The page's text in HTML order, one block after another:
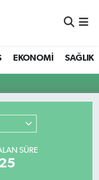
EKONOMİ SAĞLIK
SÜRE